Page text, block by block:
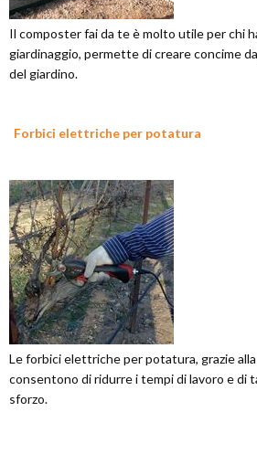
Il composter fai da te è molto utile per chi
giardinaggio, permette di creare concime
del giardino.
Forbici elettriche per potatura
Le forbici elettriche per potatura, grazie
consentono di ridurre i tempi di lavoro e di
sforzo.